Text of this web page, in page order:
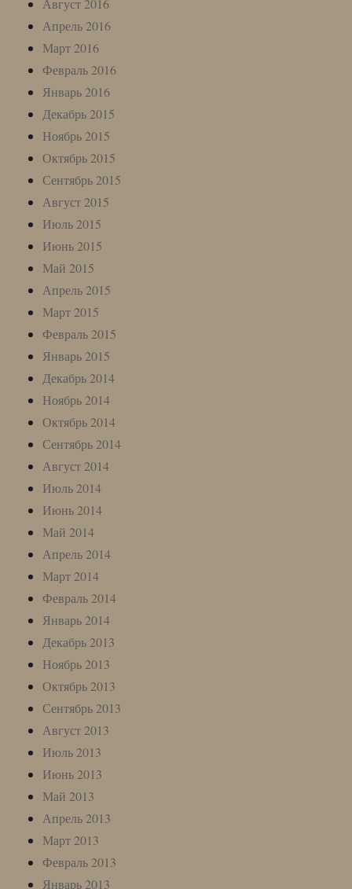
Август 2016
Апрель 2016
Март 2016
Февраль 2016
Январь 2016
Декабрь 2015
Ноябрь 2015
Октябрь 2015
Сентябрь 2015
Август 2015
Июль 2015
Июнь 2015
Май 2015
Апрель 2015
Март 2015
Февраль 2015
Январь 2015
Декабрь 2014
Ноябрь 2014
Октябрь 2014
Сентябрь 2014
Август 2014
Июль 2014
Июнь 2014
Май 2014
Апрель 2014
Март 2014
Февраль 2014
Январь 2014
Декабрь 2013
Ноябрь 2013
Октябрь 2013
Сентябрь 2013
Август 2013
Июль 2013
Июнь 2013
Май 2013
Апрель 2013
Март 2013
Февраль 2013
Январь 2013